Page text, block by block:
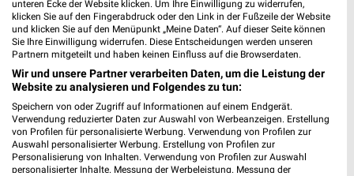
HORNBACH Schwetzingen
Zuendholzstraße 2
68723 Schwetzingen
Heute geschlossen
41,91 km
unteren Ecke der Website klicken. Um Ihre Einwilligung zu widerrufen,
klicken Sie auf den Fingerabdruck oder den Link in der Fußzeile der Website
und klicken Sie auf den Menüpunkt „Meine Daten“. Auf dieser Seite können
Sie Ihre Einwilligung widerrufen. Diese Entscheidungen werden unseren
Partnern mitgeteilt und haben keinen Einfluss auf die Browserdaten.
Wir und unsere Partner verarbeiten Daten, um die Leistung der
Website zu analysieren und Folgendes zu tun:
Speichern von oder Zugriff auf Informationen auf einem Endgerät.
Verwendung reduzierter Daten zur Auswahl von Werbeanzeigen. Erstellung
von Profilen für personalisierte Werbung. Verwendung von Profilen zur
Auswahl personalisierter Werbung. Erstellung von Profilen zur
Personalisierung von Inhalten. Verwendung von Profilen zur Auswahl
personalisierter Inhalte. Messung der Werbeleistung. Messung der